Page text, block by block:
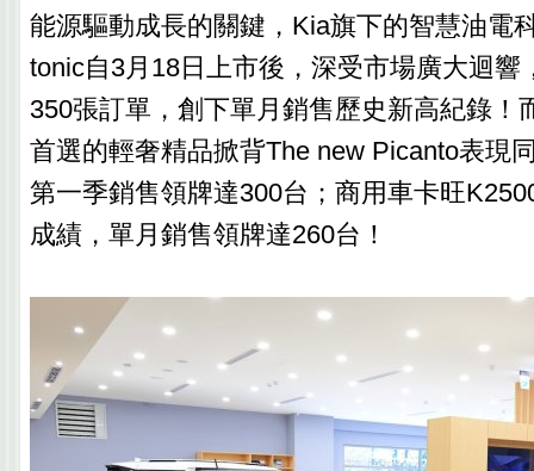
能源驅動成長的關鍵，Kia旗下的智慧油電
tonic自3月18日上市後，深受市場廣大迴響
350張訂單，創下單月銷售歷史新高紀錄！
首選的輕奢精品掀背The new Picanto表現
第一季銷售領牌達300台；商用車卡旺
成績，單月銷售領牌達260台！